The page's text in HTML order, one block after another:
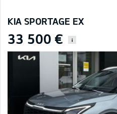
KIA SPORTAGE EX
33 500 € i